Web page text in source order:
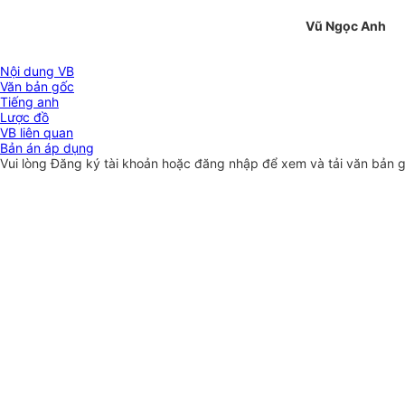
Vũ Ngọc Anh
Nội dung VB
Văn bản gốc
Tiếng anh
Lược đồ
VB liên quan
Bản án áp dụng
Vui lòngĐăng ký tài khoản hoặc đăng nhập để xem và tải văn bản